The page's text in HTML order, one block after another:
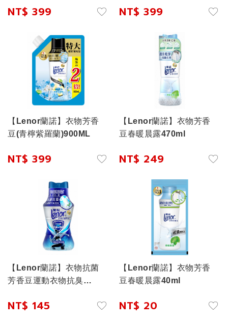
NT$ 399 NT$ 399
【Lenor蘭諾】衣物芳香
豆(青檸紫羅蘭)900ML
NT$ 399
【Lenor蘭諾】衣物芳香
豆春暖晨露470ml
NT$ 249
【Lenor蘭諾】衣物抗菌
芳香豆運動衣物抗臭
NT$ 145
【Lenor蘭諾】衣物芳香
豆春暖晨露40ml
NT$ 20